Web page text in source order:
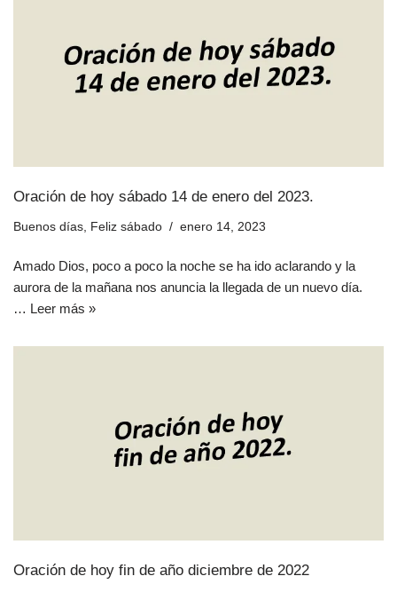
Oración de hoy sábado 14 de enero del 2023.
Buenos días Feliz sábado enero 14, 2023
Amado Dios, poco a poco la noche se ha ido aclarando y la
aurora de la mañana nos anuncia la llegada de un nuevo día.
… Leer más »
Oración de hoy fin de año diciembre de 2022